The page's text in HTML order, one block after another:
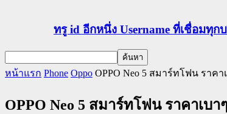
ทรู id อีกหนึ่ง Username ที่เชื่อมทุก
หน้าแรก Phone Oppo OPPO Neo 5 สมาร์ทโฟน ราค
OPPO Neo 5 สมาร์ทโฟน ราคาเบ